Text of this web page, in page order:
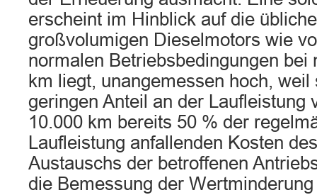
erscheint im Hinblick auf die
großvolumigen Dieselmotors wie
normalen Betriebsbedingungen bei
km liegt, unangemessen hoch,
geringen Anteil an der Laufleistung
10.000 km bereits 50 % der
Laufleistung anfallenden Kosten
Austauschs der betroffenen
die Bemessung der